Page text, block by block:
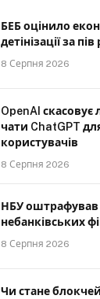
БЕБ оцінило
детінізації за
8 Серпня 2026
OpenAI скасовує
чати ChatGPT
користувачів
8 Серпня 2026
НБУ оштрафував
небанківських
8 Серпня 2026
Чи стане